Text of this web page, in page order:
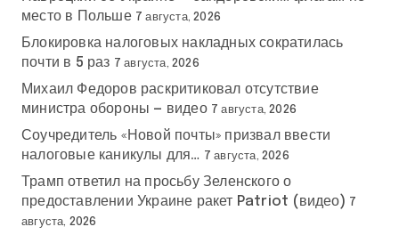
место в Польше 7 августа, 2026
Блокировка налоговых накладных сократилась
почти в 5 раз 7 августа, 2026
Михаил Федоров раскритиковал отсутствие
министра обороны — видео 7 августа, 2026
Соучредитель «Новой почты» призвал ввести
налоговые каникулы для… 7 августа, 2026
Трамп ответил на просьбу Зеленского о
предоставлении Украине ракет Patriot (видео) 7
августа, 2026